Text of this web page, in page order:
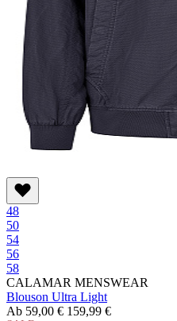
48
50
54
56
58
CALAMAR MENSWEAR
Blouson Ultra Light
Ab 59,00 € 159,99 €